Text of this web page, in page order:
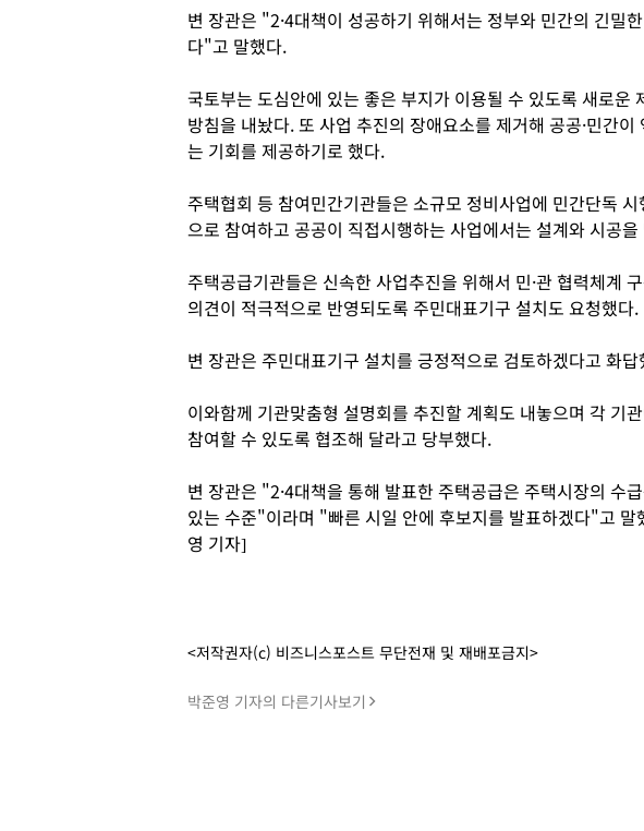
변 장관은 "2·4대책이 성공하기 위해서는 정부와 민간의 긴밀
다"고 말했다.
국토부는 도심안에 있는 좋은 부지가 이용될 수 있도록 새로운
방침을 내놨다. 또 사업 추진의 장애요소를 제거해 공공·민간
는 기회를 제공하기로 했다.
주택협회 등 참여민간기관들은 소규모 정비사업에 민간단독
으로 참여하고 공공이 직접시행하는 사업에서는 설계와 시공
주택공급기관들은 신속한 사업추진을 위해서 민·관 협력체계
의견이 적극적으로 반영되도록 주민대표기구 설치도 요청했다.
변 장관은 주민대표기구 설치를 긍정적으로 검토하겠다고 화답
이와함께 기관맞춤형 설명회를 추진할 계획도 내놓으며 각 기
참여할 수 있도록 협조해 달라고 당부했다.
변 장관은 "2·4대책을 통해 발표한 주택공급은 주택시장의 수
있는 수준"이라며 "빠른 시일 안에 후보지를 발표하겠다"고 말
영 기자]
<저작권자(c) 비즈니스포스트 무단전재 및 재배포금지>
박준영 기자의 다른기사보기